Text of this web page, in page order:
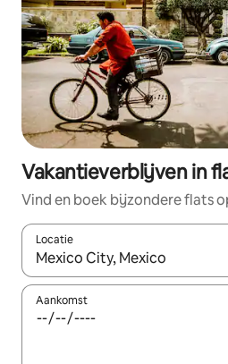
Vakantieverblijven in
Vind en boek bijzondere flats
Locatie
Wanneer er resultaten
Aankomst